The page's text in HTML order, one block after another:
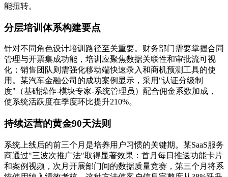
能扭转。
分层培训体系构建要点
针对不同角色设计培训路径至关重要。财务部门需要掌握合同
管理与开票集成功能，培训应聚焦数据关联性和审批流可视
化；销售团队则需强化移动端快速录入和商机预测工具的使
用。某汽车金融公司的成功案例显示，采用"认证分级制
度"（基础操作-模块专家-系统管理员）配合佣金系数加成，
使系统活跃度在季度环比提升210%。
持续运营的黄金90天法则
系统上线后的前三个月是培养用户习惯的关键期。某SaaS服务
商通过"三波次推广法"取得显著效果：首月每日推送功能卡片
和案例视频，次月开展部门间的数据质量竞赛，第三个月将系